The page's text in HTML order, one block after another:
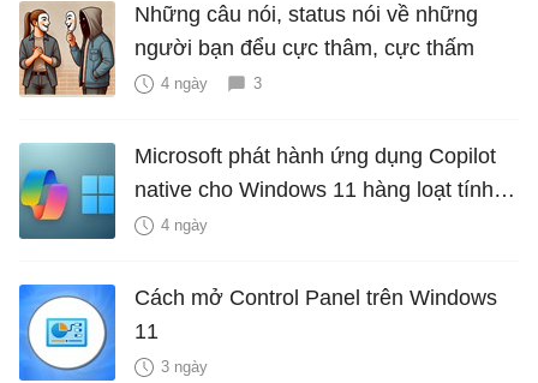
Những câu nói, status nói về những
người bạn đểu cực thâm, cực thấm
4 ngày 3
Microsoft phát hành ứng dụng Copilot
native cho Windows 11 hàng loạt tính
năng mới Hữu Ích
4 ngày
Cách mở Control Panel trên Windows
11
3 ngày